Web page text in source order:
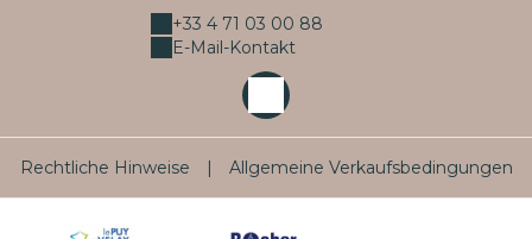
+33 4 71 03 00 88
E-Mail-Kontakt
Rechtliche Hinweise | Allgemeine Verkaufsbedingungen